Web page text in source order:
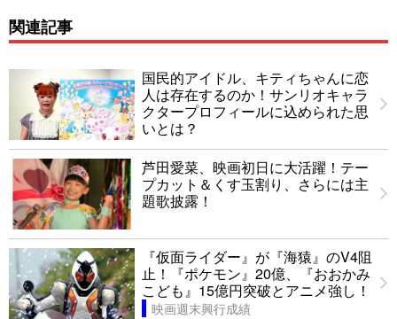
関連記事
国民的アイドル、キティちゃんに恋
人は存在するのか！サンリオキャラ
クタープロフィールに込められた思
いとは？
芦田愛菜、映画初日に大活躍！テー
プカット＆くす玉割り、さらには主
題歌披露！
『仮面ライダー』が『海猿』のV4阻
止！『ポケモン』20億、『おおかみ
こども』15億円突破とアニメ強し！
映画週末興行成績